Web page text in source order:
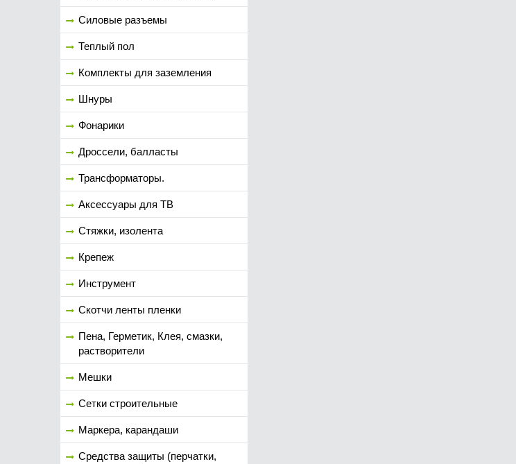
Силовые разъемы
Теплый пол
Комплекты для заземления
Шнуры
Фонарики
Дроссели, балласты
Трансформаторы.
Аксессуары для ТВ
Стяжки, изолента
Крепеж
Инструмент
Скотчи ленты пленки
Пена, Герметик, Клея, смазки,
растворители
Мешки
Сетки строительные
Маркера, карандаши
Средства защиты (перчатки,